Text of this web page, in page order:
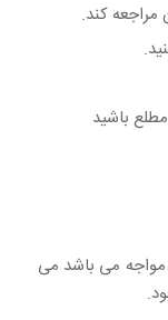
مراجعه کند.
باشید
مواجه می باشد می